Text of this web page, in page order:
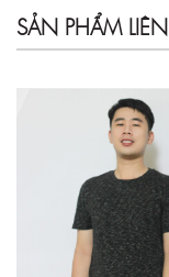
SẢN PHẨM